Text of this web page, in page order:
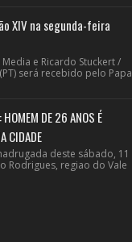
XIV na segunda-feira
e Ricardo Stuckert /
será recebido pelo Papa
DE 26 ANOS É
CIDADE
deste sábado, 11
Rodrigues, regiao do Vale